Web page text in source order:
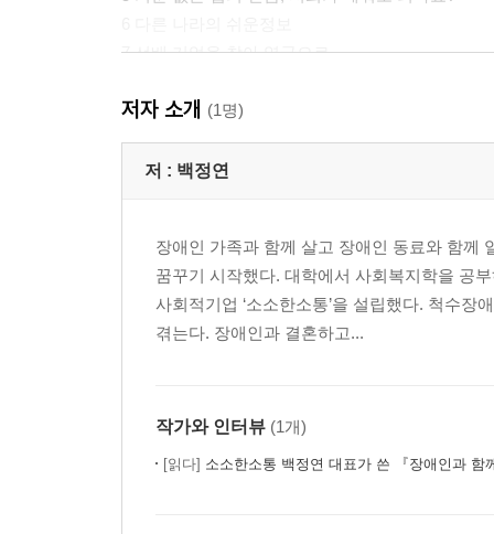
7 선배 기업을 찾아 영국으로
3장 세상에 쉬울 필요 없는 정보는 없다
8 하나도 쉽지 않은 쉬운정보 만들기
11 인공지능은 쉬운정보 제작을 어떻게 바꿀까
4장 사회적 가치와 경제적 가치 사이에서
14 투자자를 찾지 않는 이유
15 인식부터 바꿔야 시장을 만들 수 있다
저자 소개 (1명)
저 : 백정연
장애인 가족과 함께 살고 장애인 동료와 함께
꿈꾸기 시작했다. 대학에서 사회복지학을 공
사회적기업 ‘소소한소통’을 설립했다. 척수
겪는다. 장애인과 결혼하고...
작가와 인터뷰 (1개)
[읽다] 소소한소통 백정연 대표가 쓴 『장애인과 함